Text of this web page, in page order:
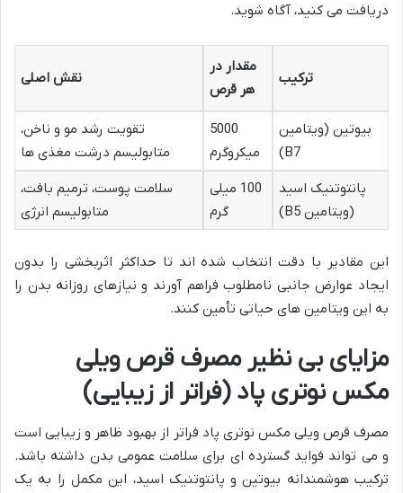
دریافت می کنید، آگاه شوید.
ترکیب
مقدار در
هر قرص
نقش اصلی
بیوتین (ویتامین
B7)
5000
میکروگرم
تقویت رشد مو و ناخن،
متابولیسم درشت مغذی ها
پانتوتنیک اسید
(ویتامین B5)
100 میلی
گرم
سلامت پوست، ترمیم بافت،
متابولیسم انرژی
این مقادیر با دقت انتخاب شده اند تا حداکثر اثربخشی را بدون
ایجاد عوارض جانبی نامطلوب فراهم آورند و نیازهای روزانه بدن را
به این ویتامین های حیاتی تأمین کنند.
مزایای بی نظیر مصرف قرص ویلی
مکس نوتری پاد (فراتر از زیبایی)
مصرف قرص ویلی مکس نوتری پاد فراتر از بهبود ظاهر و زیبایی است
و می تواند فواید گسترده ای برای سلامت عمومی بدن داشته باشد.
ترکیب هوشمندانه بیوتین و پانتوتنیک اسید، این مکمل را به یک